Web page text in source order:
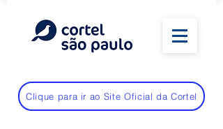
Clique para ir ao Site Oficial da Cortel